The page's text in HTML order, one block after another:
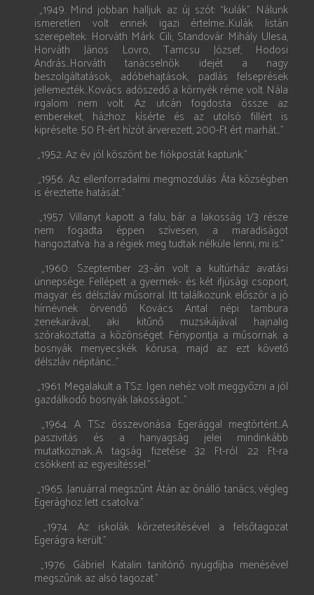
„1949. Mind jobban halljuk az új szót: “kulák”. Nálunk
ismeretlen volt ennek igazi értelme...Kulák listán
szerepeltek: Horváth Márk Cili, Standovár Mihály Ulesa,
Horváth János Lovro, Tamcsu József, Hodosi
András...Horváth tanácselnök idejét a nagy
beszolgáltatások, adóbehajtások, padlás felseprések
jellemezték...Kovács adószedő a környék réme volt. Nála
irgalom nem volt. Az utcán fogdosta össze az
embereket, házhoz kísérte és az utolsó fillért is
kipréselte. 50 Ft-ért hízót árverezett, 200-Ft ért marhát...”
„1952. Az év jól köszönt be: fiókpostát kaptunk.”
„1956. Az ellenforradalmi megmozdulás Áta községben
is éreztette hatását..”
„1957. Villanyt kapott a falu, bár a lakosság 1/3 része
nem fogadta éppen szívesen, a maradiságot
hangoztatva: ha a régiek meg tudtak nélküle lenni, mi is.”
„1960. Szeptember 23.-án volt a kultúrház avatási
ünnepsége. Fellépett a gyermek- és két ifjúsági csoport,
magyar és délszláv műsorral. Itt találkozunk először a jó
hírnévnek örvendő Kovács Antal népi tambura
zenekarával, aki kitűnő muzsikájával hajnalig
szórakoztatta a közönséget. Fénypontja a műsornak a
bosnyák menyecskék kórusa, majd az ezt követő
délszláv népitánc...”
„1961. Megalakult a TSz. Igen nehéz volt meggyőzni a jól
gazdálkodó bosnyák lakosságot...”
„1964. A TSz összevonása Egerággal megtörtént...A
paszivitás és a hanyagság jelei mindinkább
mutatkoznak...A tagság fizetése 32 Ft-ról 22 Ft-ra
csökkent az egyesítéssel.”
„1965. Januárral megszűnt Átán az önálló tanács, végleg
Egerághoz lett csatolva.”
„1974. Az iskolák körzetesítésével a felsőtagozat
Egerágra került.”
„1976. Gábriel Katalin tanítónő nyugdíjba menésével
megszűnik az alsó tagozat.”